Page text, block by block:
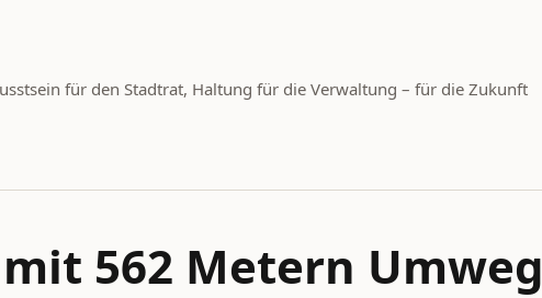
für den Stadtrat, Haltung für die Verwaltung – für die Zukunft
562 Metern Umweg